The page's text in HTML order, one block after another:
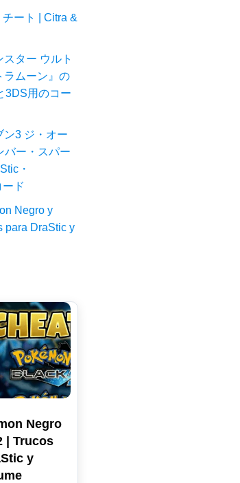
ート | Citra &
スター ウルト
ラムーン』の
3DS用のコー
ン3 ジ・オー
バー・スパー
・
ド
Negro y
para DraStic y
Negro
| Trucos
y